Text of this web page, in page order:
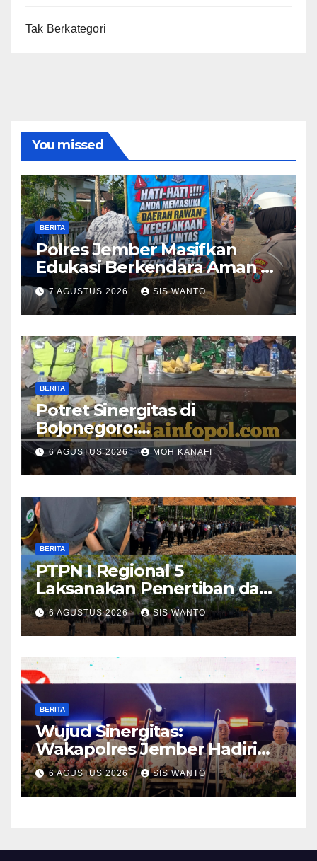
Tak Berkategori
You missed
BERITA
Polres Jember Masifkan
Edukasi Berkendara Aman di
Titik Rawan Kecelakaan
7 AGUSTUS 2026 SIS WANTO
BERITA
​Potret Sinergitas di
Bojonegoro:
Bhabinkamtibmas dan
Babinsa Hadir Lecehkan
Sekat, Amankan Pesta
Warga
6 AGUSTUS 2026 MOH KANAFI
BERITA
PTPN I Regional 5
Laksanakan Penertiban dan
Pengamanan Aset
Perusahaan di Kebun
Mumbul dan Kebun
Glantangan
6 AGUSTUS 2026 SIS WANTO
BERITA
Wujud Sinergitas:
Wakapolres Jember Hadiri
Sholawat & Doa Sambut HUT
RI ke-81
6 AGUSTUS 2026 SIS WANTO